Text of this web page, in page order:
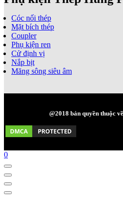
Cóc nối thép
Mặt bích thép
Coupler
Phụ kiện ren
Cử định vị
Nắp bịt
Măng sông siêu âm
@2018 bản quyền thuộc về
0